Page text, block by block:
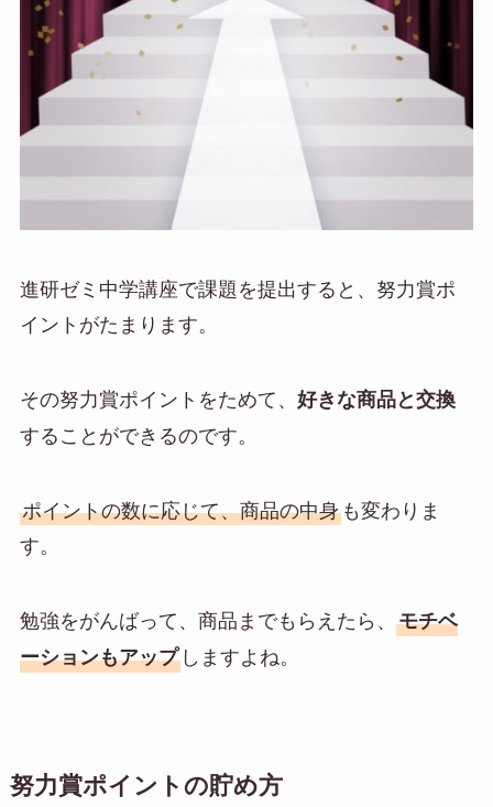
進研ゼミ中学講座で課題を提出すると、努力賞ポ
イントがたまります。
その努力賞ポイントをためて、 好きな商品と交換
することができるのです。
ポイントの数に応じて、商品の中身も変わりま
す。
勉強をがんばって、商品までもらえたら、 モチベ
ーションもアップしますよね。
努力賞ポイントの貯め方